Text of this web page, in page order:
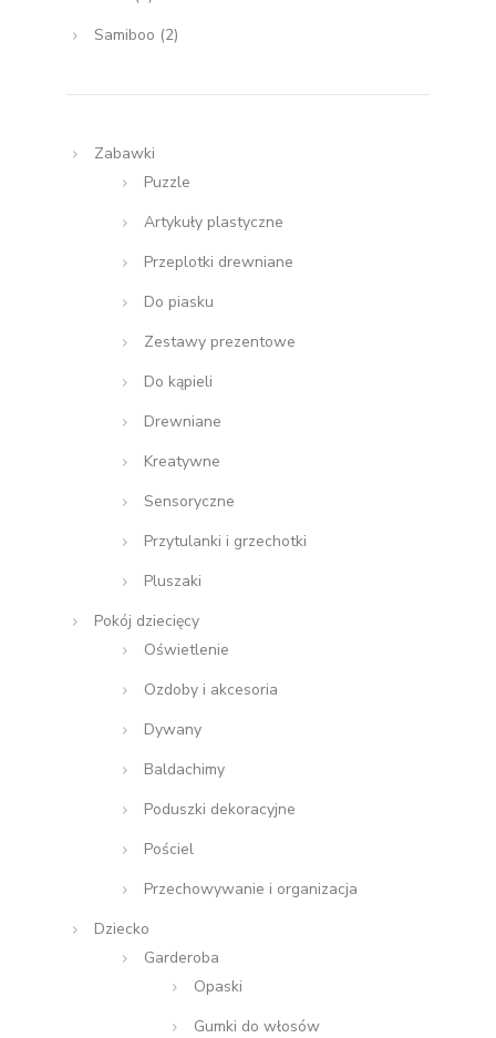
Samiboo (2)
Zabawki
Puzzle
Artykuły plastyczne
Przeplotki drewniane
Do piasku
Zestawy prezentowe
Do kąpieli
Drewniane
Kreatywne
Sensoryczne
Przytulanki i grzechotki
Pluszaki
Pokój dziecięcy
Oświetlenie
Ozdoby i akcesoria
Dywany
Baldachimy
Poduszki dekoracyjne
Pościel
Przechowywanie i organizacja
Dziecko
Garderoba
Opaski
Gumki do włosów